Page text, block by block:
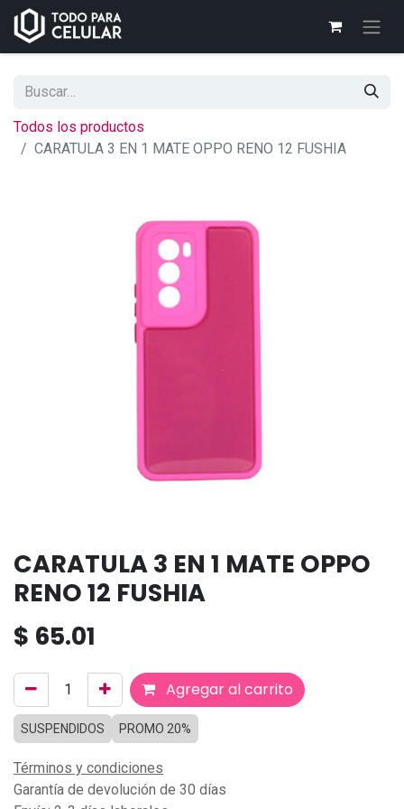
Todos los productos
CARATULA 3 EN 1 MATE OPPO RENO 12 FUSHIA
CARATULA 3 EN 1 MATE OPPO
RENO 12 FUSHIA
$ 65.01
Agregar al carrito
SUSPENDIDOS PROMO 20%
Términos y condiciones
Garantía de devolución de 30 días